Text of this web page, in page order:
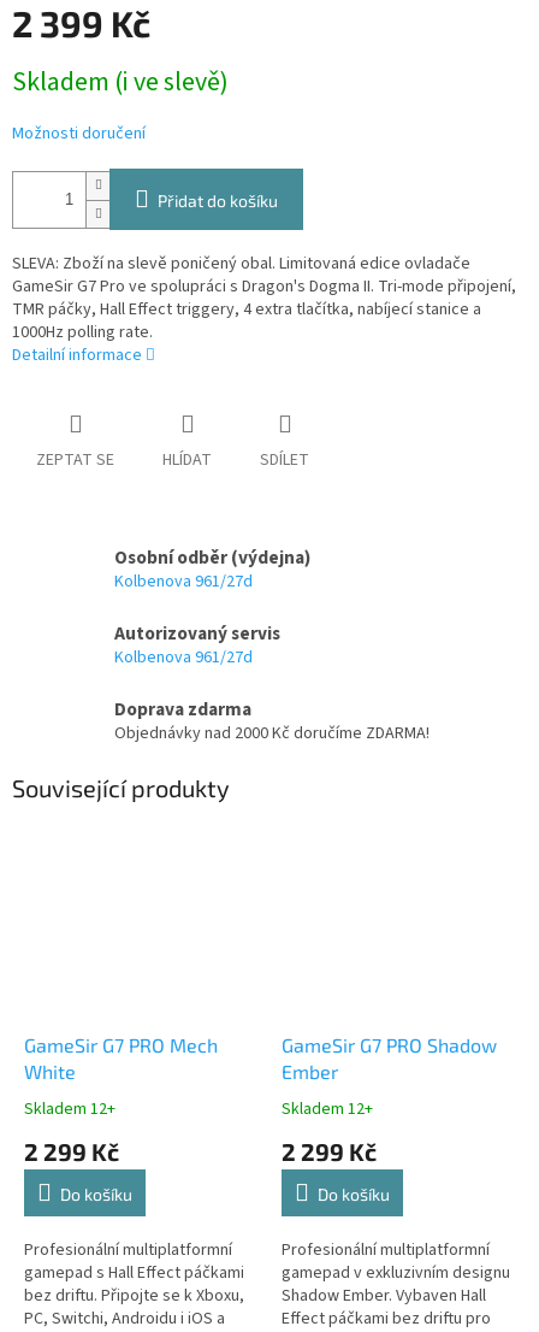
2 399 Kč
cena:
Skladem (i ve slevě)
Možnosti doručení
Přidat do košíku
SLEVA: Zboží na slevě poničený obal. Limitovaná edice ovladače
GameSir G7 Pro ve spolupráci s Dragon's Dogma II. Tri-mode připojení,
TMR páčky, Hall Effect triggery, 4 extra tlačítka, nabíjecí stanice a
1000Hz polling rate.
Detailní informace
ZEPTAT SE HLÍDAT SDÍLET
Osobní odběr (výdejna)
Kolbenova 961/27d
Autorizovaný servis
Kolbenova 961/27d
Doprava zdarma
Objednávky nad 2000 Kč doručíme ZDARMA!
Související produkty
GameSir G7 PRO Mech
White
Skladem 12+
2 299 Kč
Do košíku
Profesionální multiplatformní
gamepad s Hall Effect páčkami
bez driftu. Připojte se k Xboxu,
PC, Switchi, Androidu i iOS a
GameSir G7 PRO Shadow
Ember
Skladem 12+
2 299 Kč
Do košíku
Profesionální multiplatformní
gamepad v exkluzivním designu
Shadow Ember. Vybaven Hall
Effect páčkami bez driftu pro